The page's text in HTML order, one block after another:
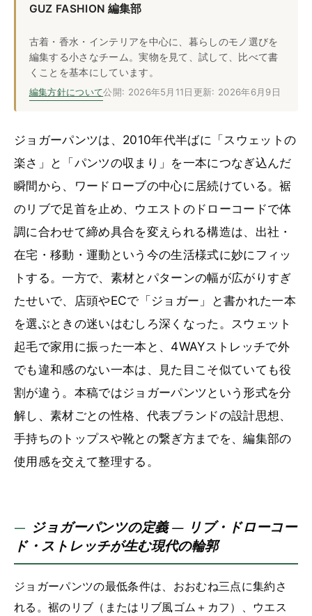
GUZ FASHION 編集部
古着・香水・インテリアを中心に、暮らしのモノ選びを
編集する小さなチーム。実物を見て、試して、比べて書
くことを基本にしています。
編集方針について公開: 2026年5月11日更新: 2026年6月9日
ジョガーパンツは、2010年代半ばに「スウェットの
楽さ」と「パンツの収まり」を一本につなぎ込んだ
瞬間から、ワードローブの中心に居続けている。裾
のリブで足首を止め、ウエストのドローコードで体
調に合わせて締め具合を変えられる構造は、出社・
在宅・移動・運動という今の生活様式に妙にフィッ
トする。一方で、素材とパターンの幅が広がりすぎ
たせいで、店頭やECで「ジョガー」と書かれた一本
を選ぶときの迷いはむしろ深くなった。スウェット
起毛で家用に振った一本と、4WAYストレッチで外
でも違和感のない一本は、見た目こそ似ていても役
割が違う。本稿ではジョガーパンツという形式を分
解し、素材ごとの性格、代表ブランドの設計思想、
手持ちのトップスや靴との繋ぎ方までを、編集部の
使用感を交えて整理する。
ジョガーパンツの定義 — リブ・ドローコー
ド・ストレッチが生む現代の輪郭
ジョガーパンツの最低条件は、おおむね三点に集約さ
れる。裾のリブ（またはリブ風ゴム＋カフ）、ウエス